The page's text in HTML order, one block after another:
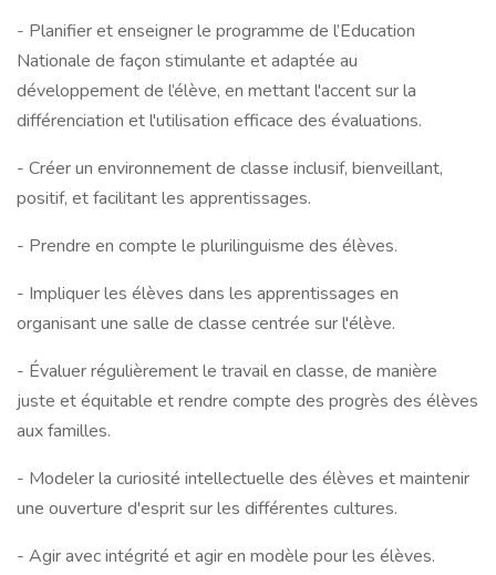
- Planifier et enseigner le programme de l’Education
Nationale de façon stimulante et adaptée au
développement de l’élève, en mettant l'accent sur la
différenciation et l'utilisation efficace des évaluations.
- Créer un environnement de classe inclusif, bienveillant,
positif, et facilitant les apprentissages.
- Prendre en compte le plurilinguisme des élèves.
- Impliquer les élèves dans les apprentissages en
organisant une salle de classe centrée sur l'élève.
- Évaluer régulièrement le travail en classe, de manière
juste et équitable et rendre compte des progrès des élèves
aux familles.
- Modeler la curiosité intellectuelle des élèves et maintenir
une ouverture d'esprit sur les différentes cultures.
- Agir avec intégrité et agir en modèle pour les élèves.